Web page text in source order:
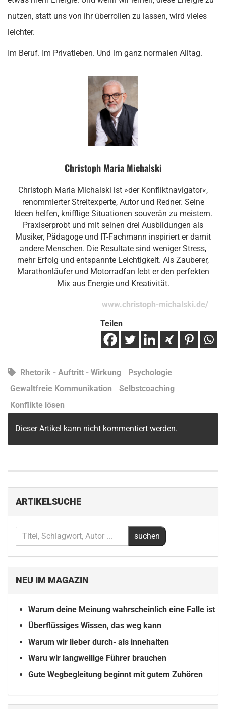
nutzen, statt uns von ihr überrollen zu lassen, wird vieles
leichter.
Im Beruf. Im Privatleben. Und im ganz normalen Alltag.
Christoph Maria Michalski
Christoph Maria Michalski ist »der Konfliktnavigator«,
renommierter Streitexperte, Autor und Redner. Seine
Ideen helfen, knifflige Situationen souverän zu meistern.
Praxiserprobt und mit seinen drei Ausbildungen als
Musiker, Pädagoge und IT-Fachmann inspiriert er damit
andere Menschen. Die Resultate sind weniger Stress,
mehr Erfolg und entspannte Leichtigkeit. Als Zauberer,
Marathonläufer und Motorradfan lebt er den perfekten
Mix aus Energie und Kreativität.
www.christoph-michalski.de/
Teilen
Rhetorik - Auftritt - Wirkung
Psychologie
Gewaltfreie Kommunikation
Selbstcoaching
Konflikte lösen
Dieser Artikel kann nicht kommentiert werden.
ARTIKELSUCHE
NEU IM MAGAZIN
Warum deine Meinung wahrscheinlich eine Falle ist
Überflüssiges Wissen, das weg kann
Warum wir lieber durch- als innehalten
Waru wir langweilige Führer brauchen
Gute Wegbegleitung beginnt mit gutem Zuhören